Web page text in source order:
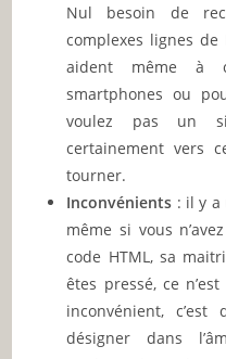
Nul besoin de
complexes lignes de
aident même à
smartphones ou
voulez pas un
certainement vers
tourner.
Inconvénients : il y a
même si vous
code HTML, sa
êtes pressé, ce
inconvénient,
désigner dans